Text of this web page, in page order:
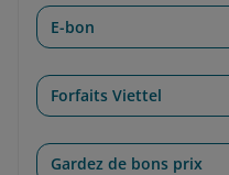
E-bon
Forfaits Viettel
Gardez de bons prix